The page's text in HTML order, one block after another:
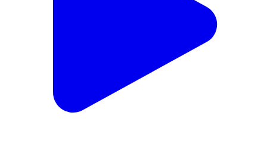
मुख्यमंत्री निवास में आयोजित 'प्रयास Excellence Meet' में